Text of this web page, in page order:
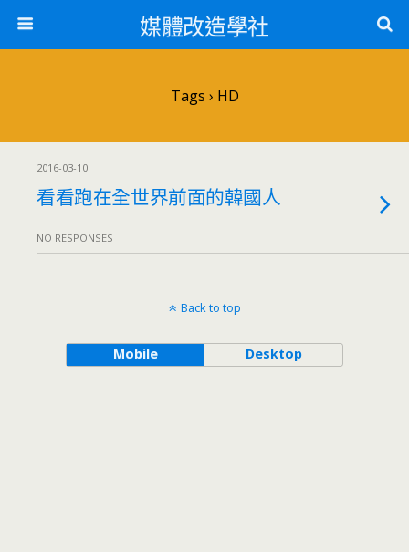
媒體改造學社
Tags › HD
2016-03-10
看看跑在全世界前面的韓國人
NO RESPONSES
Back to top
Mobile Desktop